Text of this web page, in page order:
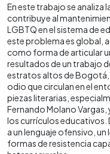
En este trabajo se analiza
contribuye al
LGBTQ en el sistema de
este problema es global,
como forma de articular
resultados de un trabajo
estratos altos de Bogotá,
odio que circulan en el
piezas literarias,
Fernando Molano
los currículos educativos.
a un lenguaje ofensivo, un
formas de resistencia